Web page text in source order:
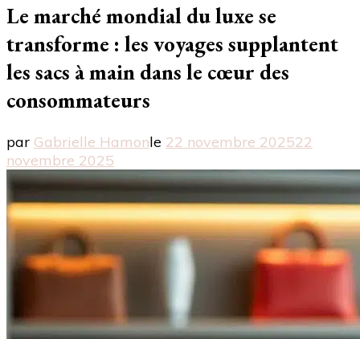
Le marché mondial du luxe se
transforme : les voyages supplantent
les sacs à main dans le cœur des
consommateurs
par Gabrielle Hamonle 22 novembre 202522
novembre 2025